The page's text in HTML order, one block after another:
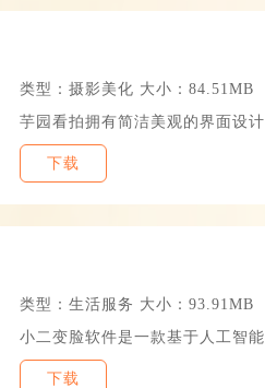
类型：摄影美化 大小：84.51MB
芋园看拍拥有简洁美观的界面设计
下载
类型：生活服务 大小：93.91MB
小二变脸软件是一款基于人工智能
下载